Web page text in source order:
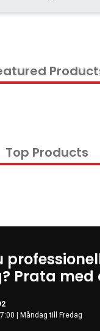
Top Products
Prata med
| Måndag till Fredag